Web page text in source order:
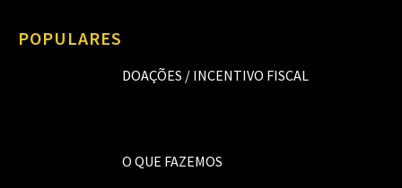
POPULARES
DOAÇÕES / INCENTIVO FISCAL
O QUE FAZEMOS